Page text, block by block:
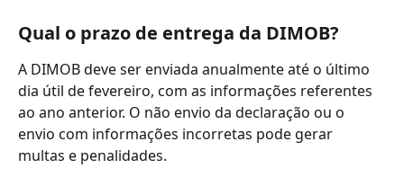
Qual o prazo de entrega da DIMOB?
A DIMOB deve ser enviada anualmente até o último
dia útil de fevereiro, com as informações referentes
ao ano anterior. O não envio da declaração ou o
envio com informações incorretas pode gerar
multas e penalidades.